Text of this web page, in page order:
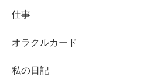
仕事
オラクルカード
私の日記